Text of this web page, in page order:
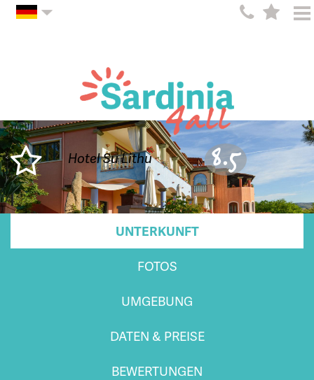
Hotel Su Lithu 8.5
UNTERKUNFT
FOTOS
UMGEBUNG
DATEN & PREISE
BEWERTUNGEN